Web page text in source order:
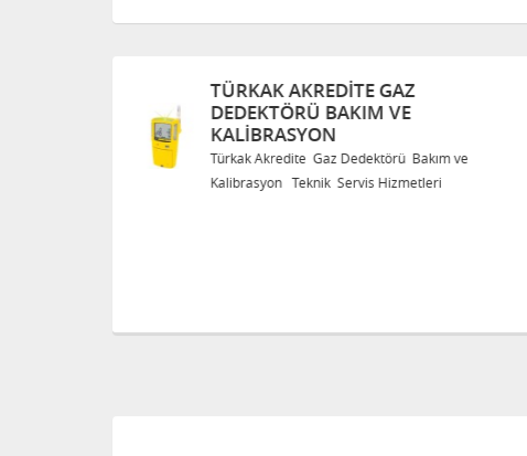
TÜRKAK AKREDITE GAZ
DEDEKTÖRÜ BAKIM VE
KALIBRASYON
Türkak Akredite Gaz Dedektörü Bakım ve
Kalibrasyon Teknik Servis Hizmetleri